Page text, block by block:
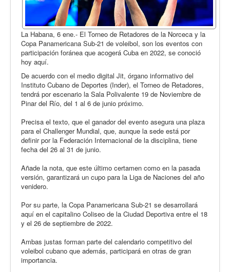
La Habana, 6 ene.- El Torneo de Retadores de la Norceca y la
Copa Panamericana Sub-21 de voleibol, son los eventos con
participación foránea que acogerá Cuba en 2022, se conoció
hoy aquí.
De acuerdo con el medio digital Jit, órgano informativo del
Instituto Cubano de Deportes (Inder), el Torneo de Retadores,
tendrá por escenario la Sala Polivalente 19 de Noviembre de
Pinar del Río, del 1 al 6 de junio próximo.
Precisa el texto, que el ganador del evento asegura una plaza
para el Challenger Mundial, que, aunque la sede está por
definir por la Federación Internacional de la disciplina, tiene
fecha del 26 al 31 de junio.
Añade la nota, que este último certamen como en la pasada
versión, garantizará un cupo para la Liga de Naciones del año
venidero.
Por su parte, la Copa Panamericana Sub-21 se desarrollará
aquí en el capitalino Coliseo de la Ciudad Deportiva entre el 18
y el 26 de septiembre de 2022.
Ambas justas forman parte del calendario competitivo del
voleibol cubano que además, participará en otras de gran
importancia.